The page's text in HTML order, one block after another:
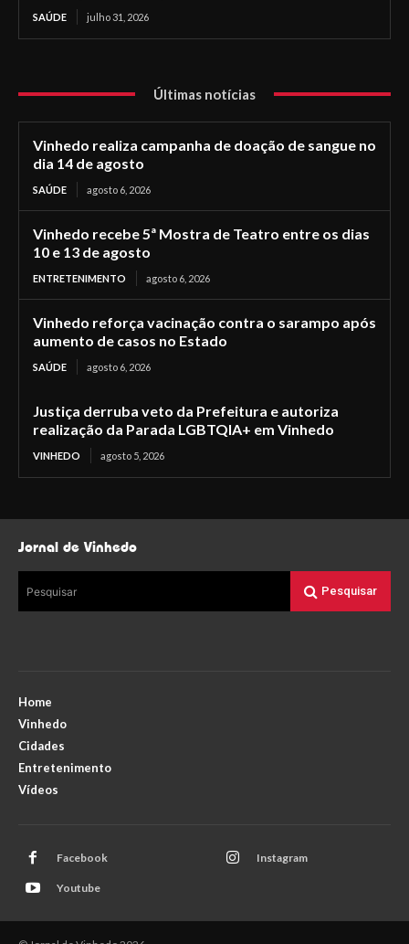
SAÚDE julho 31, 2026
Últimas notícias
Vinhedo realiza campanha de doação de sangue no
dia 14 de agosto
SAÚDE agosto 6, 2026
Vinhedo recebe 5ª Mostra de Teatro entre os dias
10 e 13 de agosto
ENTRETENIMENTO agosto 6, 2026
Vinhedo reforça vacinação contra o sarampo após
aumento de casos no Estado
SAÚDE agosto 6, 2026
Justiça derruba veto da Prefeitura e autoriza
realização da Parada LGBTQIA+ em Vinhedo
VINHEDO agosto 5, 2026
Jornal de Vinhedo
Pesquisar Pesquisar
Home
Vinhedo
Cidades
Entretenimento
Vídeos
Facebook Instagram
Youtube